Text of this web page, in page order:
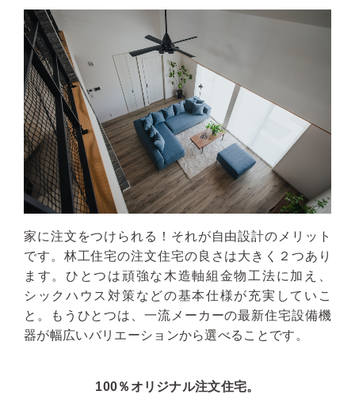
家に注文をつけられる！それが自由設計のメリット
です。林工住宅の注文住宅の良さは大きく２つあり
ます。ひとつは頑強な木造軸組金物工法に加え、
シックハウス対策などの基本仕様が充実していこ
と。もうひとつは、一流メーカーの最新住宅設備機
器が幅広いバリエーションから選べることです。
100％オリジナル注文住宅。